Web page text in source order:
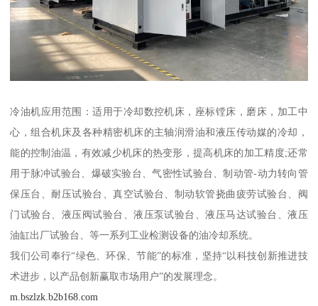
冷油机应用范围：适用于冷却数控机床，座标镗床，磨床，加工中
心，组合机床及各种精密机床的主轴润滑油和液压传动媒的冷却，
能的控制油温，有效减少机床的热变形，提高机床的加工精度;还常
用于脉冲试验台、爆破实验台、气密性试验台、制动管-动力转向管
保压台、耐压试验台、真空试验台、制动软管挠曲疲劳试验台、阀
门试验台、液压阀试验台、液压泵试验台、液压马达试验台、液压
油缸出厂试验台、等一系列工业检测设备的油冷却系统。
我们公司奉行“绿色、环保、节能”的标准，坚持“以科技创新推进技
术进步，以产品创新赢取市场用户”的发展理念。
m.bszlzk.b2b168.com